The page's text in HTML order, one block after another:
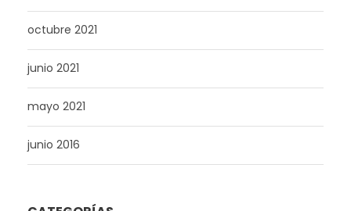
octubre 2021
junio 2021
mayo 2021
junio 2016